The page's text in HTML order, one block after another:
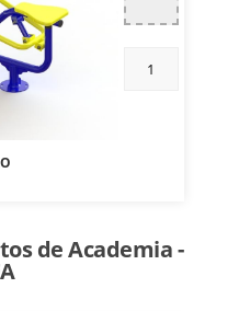
de Academia -